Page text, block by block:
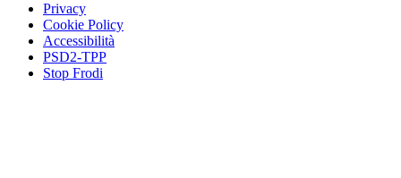
Privacy
Cookie Policy
Accessibilità
PSD2-TPP
Stop Frodi